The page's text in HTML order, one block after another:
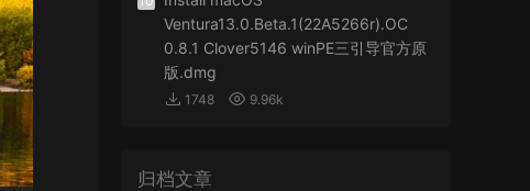
Ventura13.0.Beta.1(22A5266r).OC
0.8.1 Clover5146 winPE三引导官方原
版.dmg
1748 9.96k
归档文章